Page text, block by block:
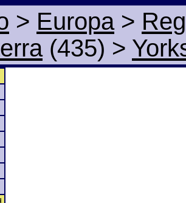
> Europa>
(435) >